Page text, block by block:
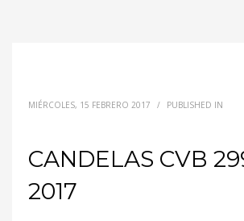
MIÉRCOLES, 15 FEBRERO 2017 / PUBLISHED IN
CANDELAS CVB
2017